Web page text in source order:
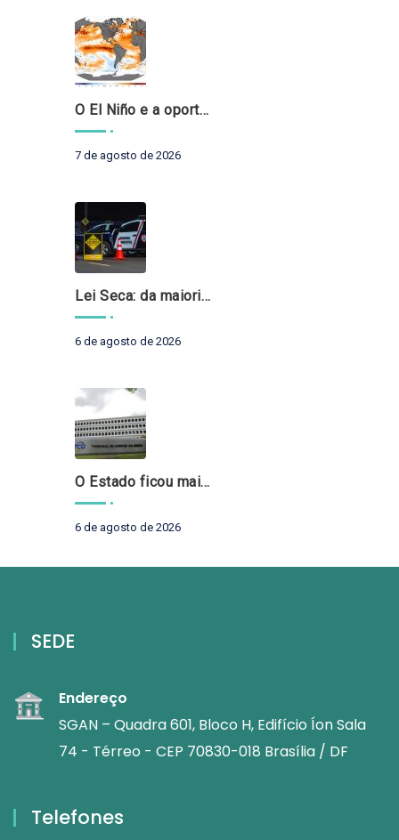
O El Niño e a oportunidade de fortalecer o controle externo das políticas climáticas
7 de agosto de 2026
Lei Seca: da maioridade à maturidade
6 de agosto de 2026
O Estado ficou mais complexo. O controle precisa acompanhar
6 de agosto de 2026
SEDE
Endereço
SGAN – Quadra 601, Bloco H, Edifício Íon Sala
74 - Térreo - CEP 70830-018 Brasília / DF
Telefones